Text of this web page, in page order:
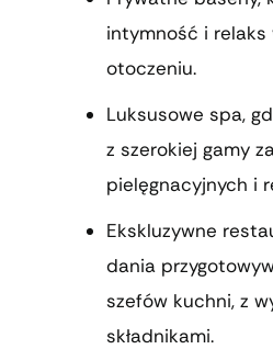
intymność i relaks
otoczeniu.
Luksusowe spa,
z szerokiej gamy
pielęgnacyjnych i
Ekskluzywne
dania
szefów kuchni, z
składnikami.